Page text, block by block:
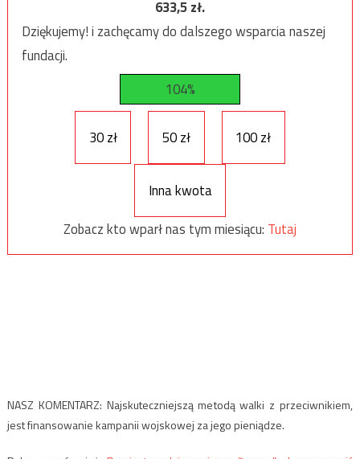
633,5zł.
Dziękujemy! i zachęcamy do dalszego wsparcia naszej
fundacji.
104%
30 zł 50 zł 100 zł
Inna kwota
Zobacz kto wparł nas tym miesiącu: Tutaj
NASZ KOMENTARZ: Najskuteczniejszą metodą walki z przeciwnikiem,
jest finansowanie kampanii wojskowej za jego pieniądze.